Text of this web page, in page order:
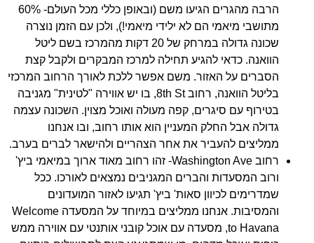
הרבה מהגרים הגיעו משם (ובאופן כללי מכל העולם- 60%
מתושבי מיאמי הם לא ילידי מיאמי!), ולכן עם הזמן נוצרה
שכונה גדולה במרחק של 20 דקות מהמרכז בשם ליטל
הוואנה. כדאי להגיע תחילה למרכז המבקרים ולקבל קצת
הסברים על האזור. משם אפשר ללכת לאורך הרחוב המרכזי
בליטל הוואנה, רחוב 8
th St, בו יש אווירה "לטינית" מגניבה
בטירוף עם סיגרים, קפה מעולה ואוכל מצוין. השכונה עצמה
גדולה אבל החלק המעניין הוא אותו רחוב, ובו אנחנו
ממליצים להעביר את אחר הצהריים ולהישאר לברים בערב.
רחוב Washington Ave- זהו רחוב מאוד ארוך במיאמי ביץ'
ורוב המסעדות והברים המגניבים נמצאים לאורכו. ככל
שמדרימים לכיוון סאות' ביץ' תגיעו לאזור המועדונים
והמסיבות. אנחנו ממליצים במיוחד על המסעדה Welcome
to Havana, מסעדה עם אוכל קובני אותנטי עם אווירה ממש